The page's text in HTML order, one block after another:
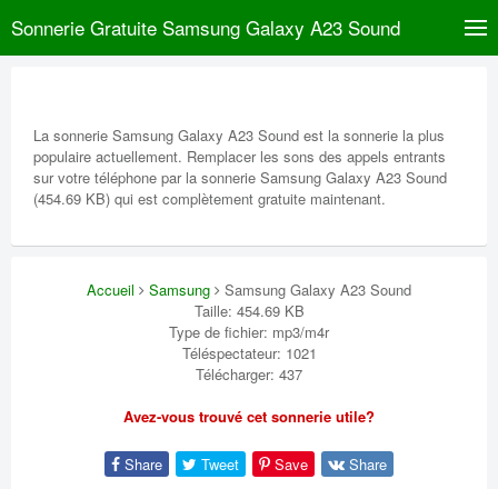
Sonnerie Gratuite Samsung Galaxy A23 Sound
La sonnerie Samsung Galaxy A23 Sound est la sonnerie la plus
populaire actuellement. Remplacer les sons des appels entrants
sur votre téléphone par la sonnerie Samsung Galaxy A23 Sound
(454.69 KB) qui est complètement gratuite maintenant.
Accueil Samsung
Samsung Galaxy A23 Sound
Taille: 454.69 KB
Type de fichier: mp3/m4r
Téléspectateur: 1021
Télécharger: 437
Avez-vous trouvé cet sonnerie utile?
Share Tweet Save Share